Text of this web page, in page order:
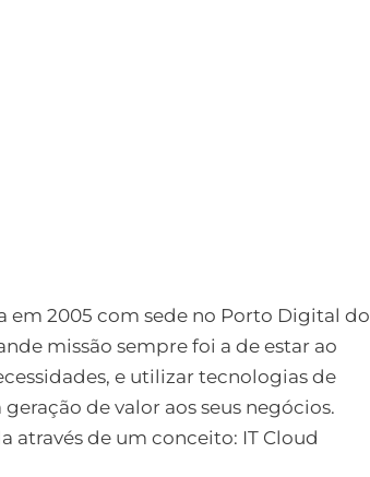
em 2005 com sede no Porto Digital do
missão sempre foi a de estar ao
e utilizar tecnologias de
de valor aos seus negócios.
através de um conceito: IT Cloud